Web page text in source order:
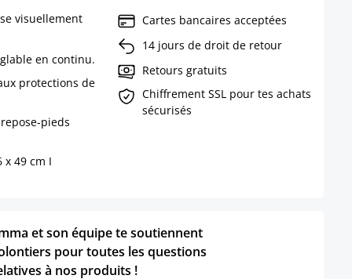
visuellement
en continu.
protections de
pieds
x 49 cm I
Cartes bancaires acceptées
14 jours de droit de retour
Retours gratuits
Chiffrement SSL pour tes achats
sécurisés
et son équipe te soutiennent
pour toutes les questions
à nos produits !